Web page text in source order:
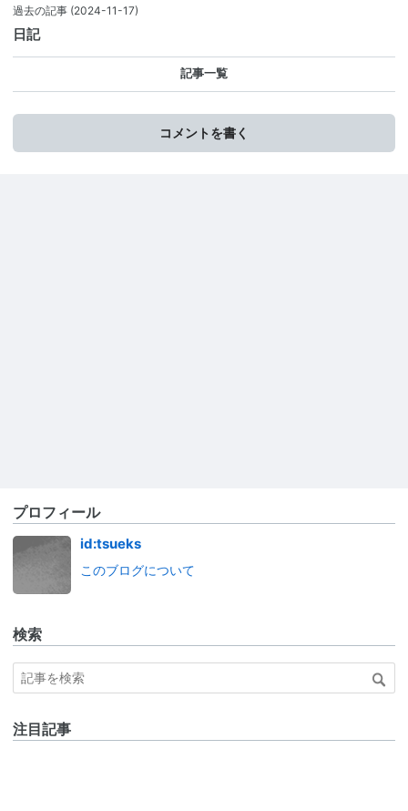
過去の記事 (2024-11-17)
日記
記事一覧
コメントを書く
プロフィール
id:tsueks
このブログについて
検索
注目記事